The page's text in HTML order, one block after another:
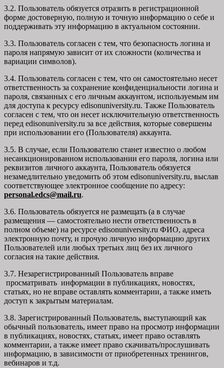
3.2. Пользователь обязуется отразить в регистрационной
форме достоверную, полную и точную информацию о себе и
поддерживать эту информацию в актуальном состоянии.
3.3. Пользователь согласен с тем, что безопасность логина и
пароля напрямую зависит от их сложности (количества и
вариации символов).
3.4. Пользователь согласен с тем, что он самостоятельно несет
ответственность за сохранение конфиденциальности логина и
пароля, связанных с его личным аккаунтом, используемым им
для доступа к ресурсу edisonuniversity.ru. Также Пользователь
согласен с тем, что он несет исключительную ответственность
перед edisonuniversity.ru за все действия, которые совершены
при использовании его (Пользователя) аккаунта.
3.5. В случае, если Пользователю станет известно о любом
несанкционированном использовании его пароля, логина или
реквизитов личного аккаунта, Пользователь обязуется
незамедлительно уведомить об этом edisonuniversity.ru, выслав
соответствующее электронное сообщение по адресу:
personal.edcs@mail.ru.
3.6. Пользователь обязуется не размещать (а в случае
размещения — самостоятельно нести ответственность в
полном объеме) на ресурсе edisonuniversity.ru ФИО, адреса
электронную почту, и прочую личную информацию других
Пользователей или любых третьих лиц без их личного
согласия на такие действия.
3.7. Незарегистрированный Пользователь вправе
просматривать информации в публикациях, новостях,
статьях, но не вправе оставлять комментарии, а также иметь
доступ к закрытым материалам.
3.8. Зарегистрированный Пользователь, выступающий как
обычный пользователь, имеет право на просмотр информации
в публикациях, новостях, статьях, имеет право оставлять
комментарии, а также имеет право скачивать/прослушивать
информацию, в зависимости от приобретенных тренингов,
вебинаров и т.д.